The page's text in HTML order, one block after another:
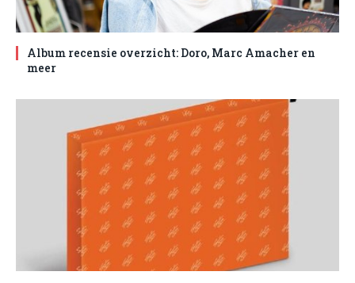
Album recensie overzicht: Doro, Marc Amacher en
meer